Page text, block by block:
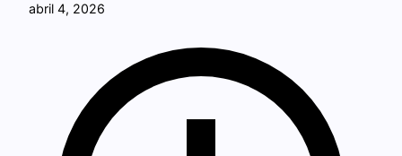
abril 4, 2026